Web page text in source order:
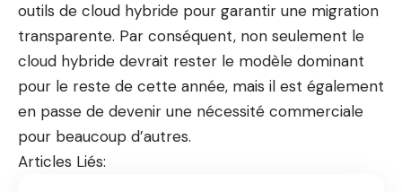
outils de cloud hybride pour garantir une migration
transparente. Par conséquent, non seulement le
cloud hybride devrait rester le modèle dominant
pour le reste de cette année, mais il est également
en passe de devenir une nécessité commerciale
pour beaucoup d’autres.
Articles Liés: